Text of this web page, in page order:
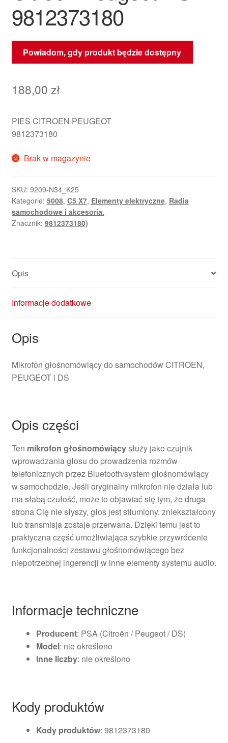
9812373180
Powiadom, gdy produkt będzie dostępny
188,00 zł
PIES CITROEN PEUGEOT
9812373180
Brak w magazynie
SKU: 9209-N34_K25
Kategorie: 5008, C5 X7, Elementy elektryczne, Radia
samochodowe i akcesoria.
Znacznik: 9812373180)
Opis
Informacje dodatkowe
Opis
Mikrofon głośnomówiący do samochodów CITROEN,
PEUGEOT i DS
Opis części
Ten mikrofon głośnomówiącysłuży jako czujnik
wprowadzania głosu do prowadzenia rozmów
telefonicznych przez Bluetooth/system głośnomówiący
w samochodzie. Jeśli oryginalny mikrofon nie działa lub
ma słabą czułość, może to objawiać się tym, że druga
strona Cię nie słyszy, głos jest stłumiony, zniekształcony
lub transmisja zostaje przerwana. Dzięki temu jest to
praktyczna część umożliwiająca szybkie przywrócenie
funkcjonalności zestawu głośnomówiącego bez
niepotrzebnej ingerencji w inne elementy systemu audio.
Informacje techniczne
Producent: PSA (Citroën / Peugeot / DS)
Model: nie określono
Inne liczby: nie określono
Kody produktów
Kody produktów: 9812373180